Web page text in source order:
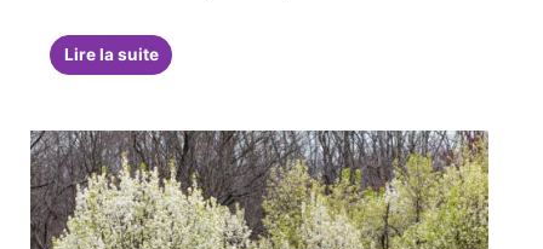
Lire la suite